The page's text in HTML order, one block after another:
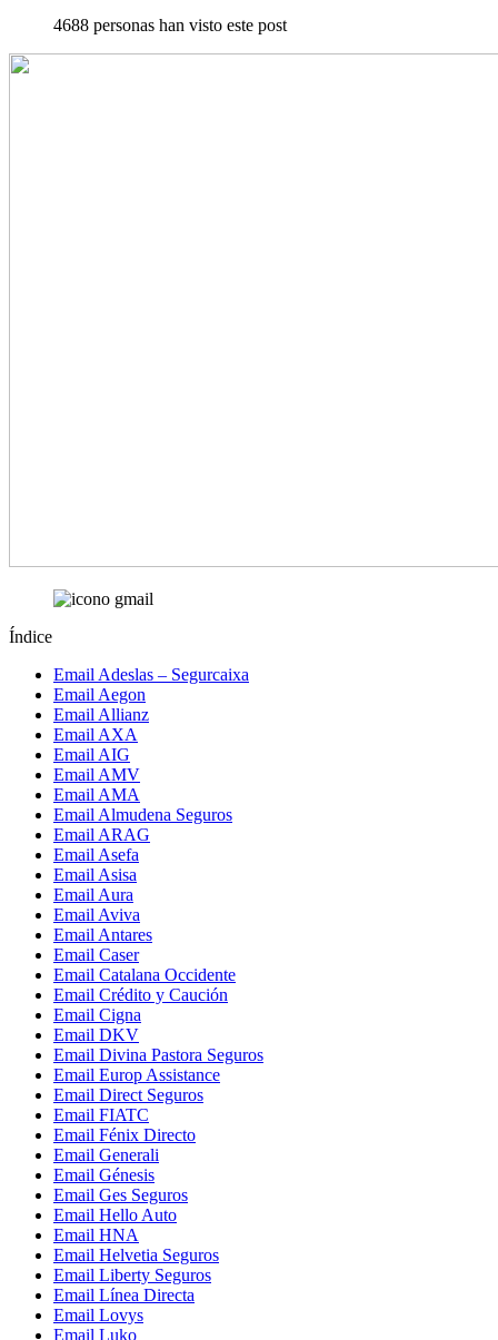
4688 personas han visto este post
Índice
Email Adeslas – Segurcaixa
Email Aegon
Email Allianz
Email AXA
Email AIG
Email AMV
Email AMA
Email Almudena Seguros
Email ARAG
Email Asefa
Email Asisa
Email Aura
Email Aviva
Email Antares
Email Caser
Email Catalana Occidente
Email Crédito y Caución
Email Cigna
Email DKV
Email Divina Pastora Seguros
Email Europ Assistance
Email Direct Seguros
Email FIATC
Email Fénix Directo
Email Generali
Email Génesis
Email Ges Seguros
Email Hello Auto
Email HNA
Email Helvetia Seguros
Email Liberty Seguros
Email Línea Directa
Email Lovys
Email Luko